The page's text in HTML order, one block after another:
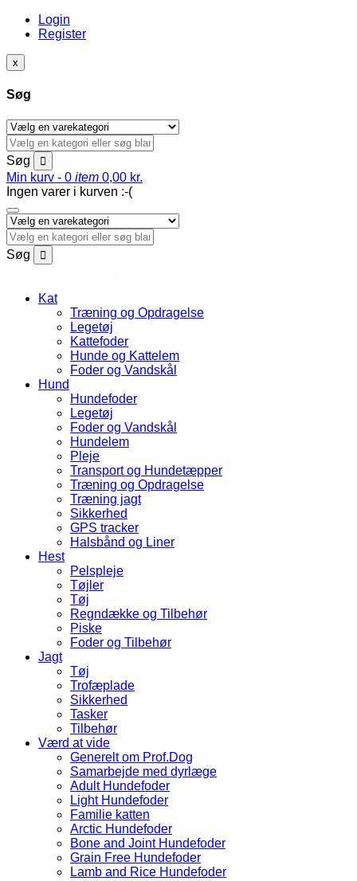
Login
Register
x
Søg
Søg
Min kurv - 0 item 0,00 kr.
Ingen varer i kurven :-(
Søg
Kat
Træning og Opdragelse
Legetøj
Kattefoder
Hunde og Kattelem
Foder og Vandskål
Hund
Hundefoder
Legetøj
Foder og Vandskål
Hundelem
Pleje
Transport og Hundetæpper
Træning og Opdragelse
Træning jagt
Sikkerhed
GPS tracker
Halsbånd og Liner
Hest
Pelspleje
Tøjler
Tøj
Regndække og Tilbehør
Piske
Foder og Tilbehør
Jagt
Tøj
Trofæplade
Sikkerhed
Tasker
Tilbehør
Værd at vide
Generelt om Prof.Dog
Samarbejde med dyrlæge
Adult Hundefoder
Light Hundefoder
Familie katten
Arctic Hundefoder
Bone and Joint Hundefoder
Grain Free Hundefoder
Lamb and Rice Hundefoder